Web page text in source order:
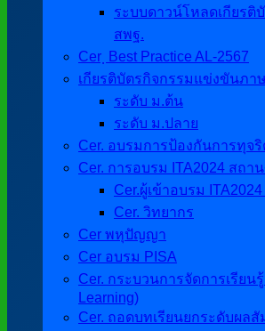
ระบบดาวน์โหลดเกียรติ
สพฐ.
Cer ฺ Best Practice AL-2567
เกียรติบัตรกิจกรรมแข่งขันภา
ระดับ ม.ต้น
ระดับ ม.ปลาย
Cer. อบรมการป้องกันการทุจ
Cer. การอบรม ITA2024 สถา
Cer.ผู้เข้าอบรม
Cer. วิทยากร
Cer พหุปัญญา
Cer อบรม PISA
Cer. กระบวนการจัดการเรียน
Learning)
Cer. ถอดบทเรียนยกระดับผลสั